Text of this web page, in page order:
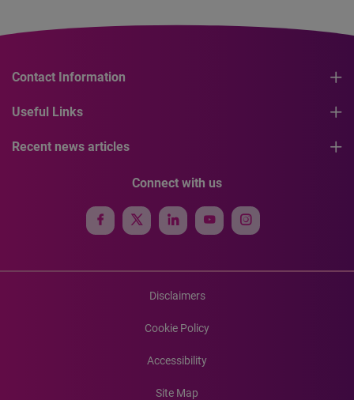
Contact Information
Useful Links
Recent news articles
Connect with us
Disclaimers
Cookie Policy
Accessibility
Site Map